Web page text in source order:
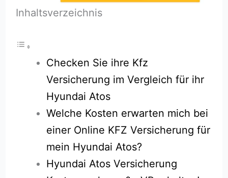
Inhaltsverzeichnis
Checken Sie ihre Kfz
Versicherung im Vergleich für ihr
Hyundai Atos
Welche Kosten erwarten mich bei
einer Online KFZ Versicherung für
mein Hyundai Atos?
Hyundai Atos Versicherung